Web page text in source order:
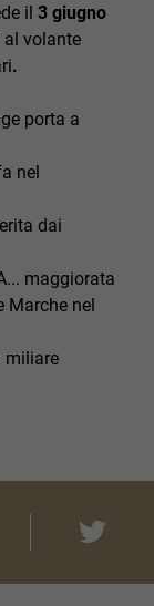
il 3 giugno
al volante
.
porta a
nel
dai
maggiorata
Marche nel
miliare